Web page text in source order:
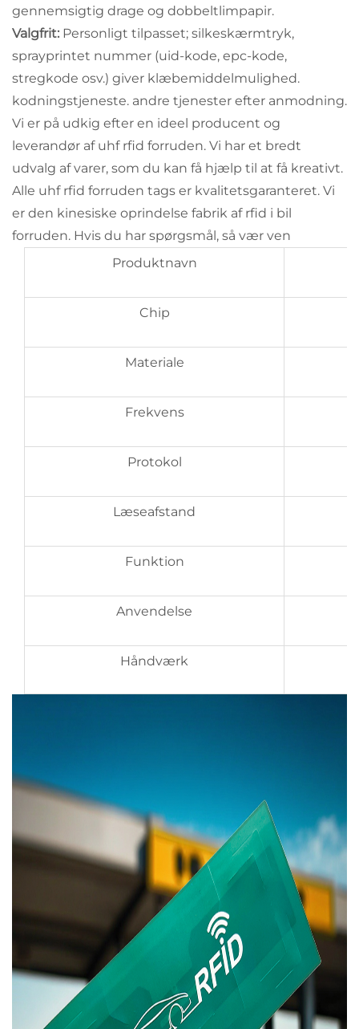
gennemsigtig drage og dobbeltlimpapir.
Valgfrit: Personligt tilpasset; silkeskærmtryk,
sprayprintet nummer (uid-kode, epc-kode,
stregkode osv.) giver klæbemiddelmulighed.
kodningstjeneste. andre tjenester efter anmodning.
Vi er på udkig efter en ideel producent og
leverandør af uhf rfid forruden. Vi har et bredt
udvalg af varer, som du kan få hjælp til at få kreativt.
Alle uhf rfid forruden tags er kvalitetsgaranteret. Vi
er den kinesiske oprindelse fabrik af rfid i bil
forruden. Hvis du har spørgsmål, så vær ven
Produktnavn
Chip
Materiale
Frekvens
Protokol
Læseafstand
Funktion
Anvendelse
Håndværk